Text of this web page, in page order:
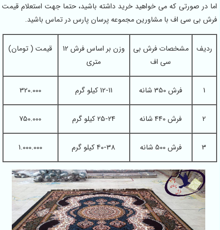
اما در صورتی که می خواهید خرید داشته باشید، حتما جهت استعلام قیمت
فرش بی سی اف با مشاورین مجموعه پرسان پارس در تماس باشید.
ردیف
مشخصات فرش بی
سی اف
وزن بر اساس فرش 12
متری
قیمت ( تومان)
1 فرش 350 شانه 12-11 کیلو گرم 320.000
2 فرش 440 شانه 25-24 کیلو گرم 750.000
3 فرش 500 شانه 40-38 کیلو گرم 1.000.000